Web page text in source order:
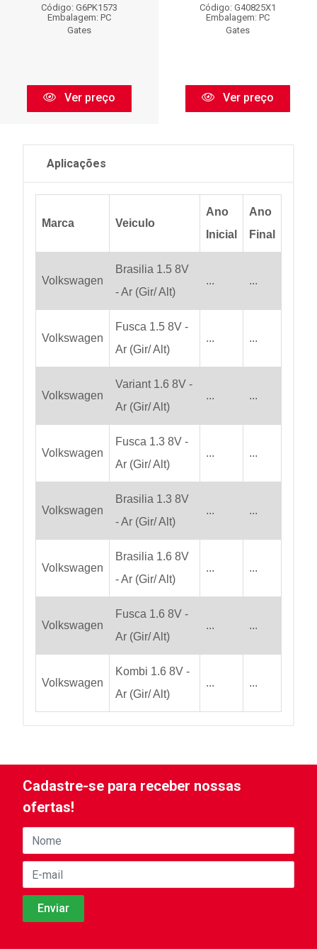
Código: G6PK1573
Embalagem: PC
Gates
Ver preço
Código: G40825X1
Embalagem: PC
Gates
Ver preço
Aplicações
Marca Veiculo
Ano
Inicial
Ano
Final
Volkswagen
Brasilia 1.5 8V
- Ar (Gir/ Alt)
... ...
Volkswagen
Fusca 1.5 8V -
Ar (Gir/ Alt)
... ...
Volkswagen
Variant 1.6 8V -
Ar (Gir/ Alt)
... ...
Volkswagen
Fusca 1.3 8V -
Ar (Gir/ Alt)
... ...
Volkswagen
Brasilia 1.3 8V
- Ar (Gir/ Alt)
... ...
Volkswagen
Brasilia 1.6 8V
- Ar (Gir/ Alt)
... ...
Volkswagen
Fusca 1.6 8V -
Ar (Gir/ Alt)
... ...
Volkswagen
Kombi 1.6 8V -
Ar (Gir/ Alt)
... ...
Cadastre-se para receber nossas
ofertas!